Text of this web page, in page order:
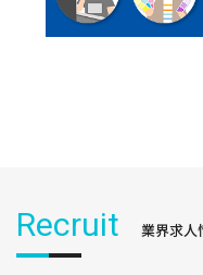
Recruit 業界求人